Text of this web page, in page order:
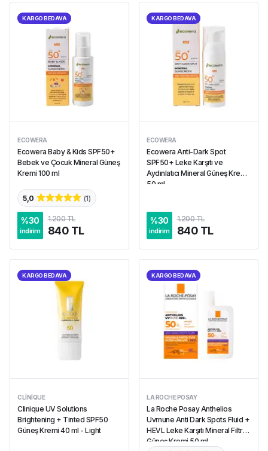
KARGO BEDAVA
ECOWERA
Ecowera Baby & Kids SPF50+
Bebek ve Çocuk Mineral Güneş
Kremi 100 ml
5,0 (1)
%30
indirim
1.200 TL
840 TL
KARGO BEDAVA
ECOWERA
Ecowera Anti-Dark Spot
SPF50+ Leke Karşıtı ve
Aydınlatıcı Mineral Güneş Kremi
50 ml
%30
indirim
1.200 TL
840 TL
KARGO BEDAVA
CLINIQUE
Clinique UV Solutions
Brightening + Tinted SPF50
Güneş Kremi 40 ml - Light
KARGO BEDAVA
LA ROCHE POSAY
La Roche Posay Anthelios
Uvmune Anti Dark Spots Fluid +
HEVL Leke Karşıtı Mineral Filtreli
Güneş Kremi 50 ml